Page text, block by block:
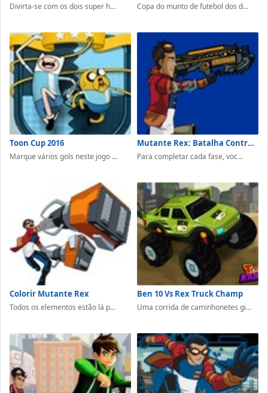
Divirta-se com os dois super h... Copa do munto de futebol dos d...
Toon Cup 2016
Marque vários gols neste jogo ...
Mutante Rex: Batalha Contra Dinossauros
Para completar cada fase, voc...
Colorir Mutante Rex
Todos os elementos estão lá p...
Ben 10 Vs Rex Truck Champ
Uma corrida de caminhonetes gi...